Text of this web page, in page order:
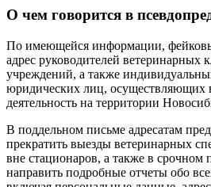
О чем говорится в
По имеющейся информации,
адрес руководителей ветеринарных
учреждений, а также
юридических лиц, осуществляющих
деятельность на территории
В поддельном письме адресатам
прекратить выезды ветеринарных
вне стационаров, а также в
направить подробные отчеты обо